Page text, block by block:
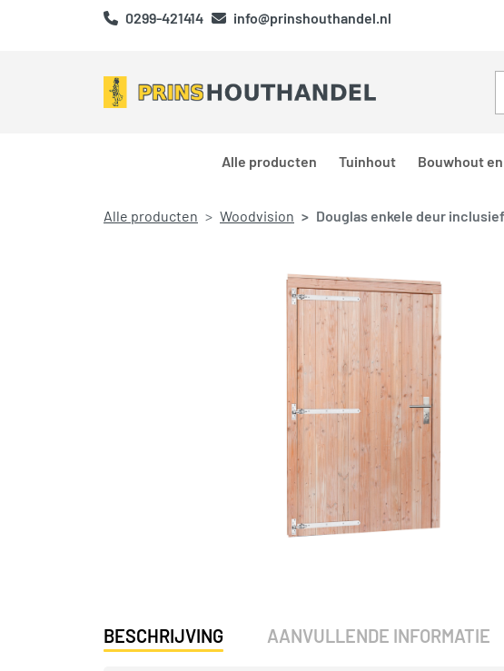
0299-421414 info@prinshouthandel.nl
Alle producten Tuinhout Bouwhout
Alle producten Woodvision Douglas enkele deur
BESCHRIJVING AANVULLENDE INFORMATIE